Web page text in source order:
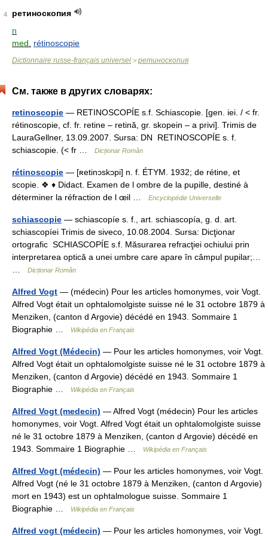
4
ретиноскопия
n
med.
rétinoscopie
Dictionnaire russe-français universel > ретиноскопия
См. также в других словарях:
retinoscopie — RETINOSCOPÍE s.f. Schiascopie. [gen. iei. / < fr.
rétinoscopie, cf. fr. retine – retină, gr. skopein – a privi]. Trimis de
LauraGellner, 13.09.2007. Sursa: DN RETINOSCOPÍE s. f.
schiascopie. (< fr …
Dicționar Român
rétinoscopie — [ʀetinɔskɔpi] n. f. ÉTYM. 1932; de rétine, et
scopie. ❖ ♦ Didact. Examen de l ombre de la pupille, destiné à
déterminer la réfraction de l œil …
Encyclopédie Universelle
schiascopie — schiascopíe s. f., art. schiascopía, g. d. art.
schiascopíei Trimis de siveco, 10.08.2004. Sursa: Dicţionar
ortografic SCHIASCOPÍE s.f. Măsurarea refracţiei ochiului prin
interpretarea optică a unei umbre care apare în câmpul pupilar;…
Dicționar Român
Alfred Vogt — (médecin) Pour les articles homonymes, voir Vogt.
Alfred Vogt était un ophtalomolgiste suisse né le 31 octobre 1879 à
Menziken, (canton d Argovie) décédé en 1943. Sommaire 1
Biographie …
Wikipédia en Français
Alfred Vogt (Médecin) — Pour les articles homonymes, voir Vogt.
Alfred Vogt était un ophtalomolgiste suisse né le 31 octobre 1879 à
Menziken, (canton d Argovie) décédé en 1943. Sommaire 1
Biographie …
Wikipédia en Français
Alfred Vogt (medecin) — Alfred Vogt (médecin) Pour les articles
homonymes, voir Vogt. Alfred Vogt était un ophtalomolgiste suisse
né le 31 octobre 1879 à Menziken, (canton d Argovie) décédé en
1943. Sommaire 1 Biographie …
Wikipédia en Français
Alfred Vogt (médecin) — Pour les articles homonymes, voir Vogt.
Alfred Vogt (né le 31 octobre 1879 à Menziken, (canton d Argovie)
mort en 1943) est un ophtalmologue suisse. Sommaire 1
Biographie …
Wikipédia en Français
Alfred vogt (médecin) — Pour les articles homonymes, voir Vogt.